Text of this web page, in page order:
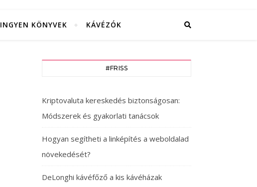
INGYEN KÖNYVEK KÁVÉZÓK
#FRISS
Kriptovaluta kereskedés biztonságosan:
Módszerek és gyakorlati tanácsok
Hogyan segítheti a linképítés a weboldalad
növekedését?
DeLonghi kávéfőző a kis kávéházak